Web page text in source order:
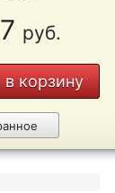
руб.
корзину